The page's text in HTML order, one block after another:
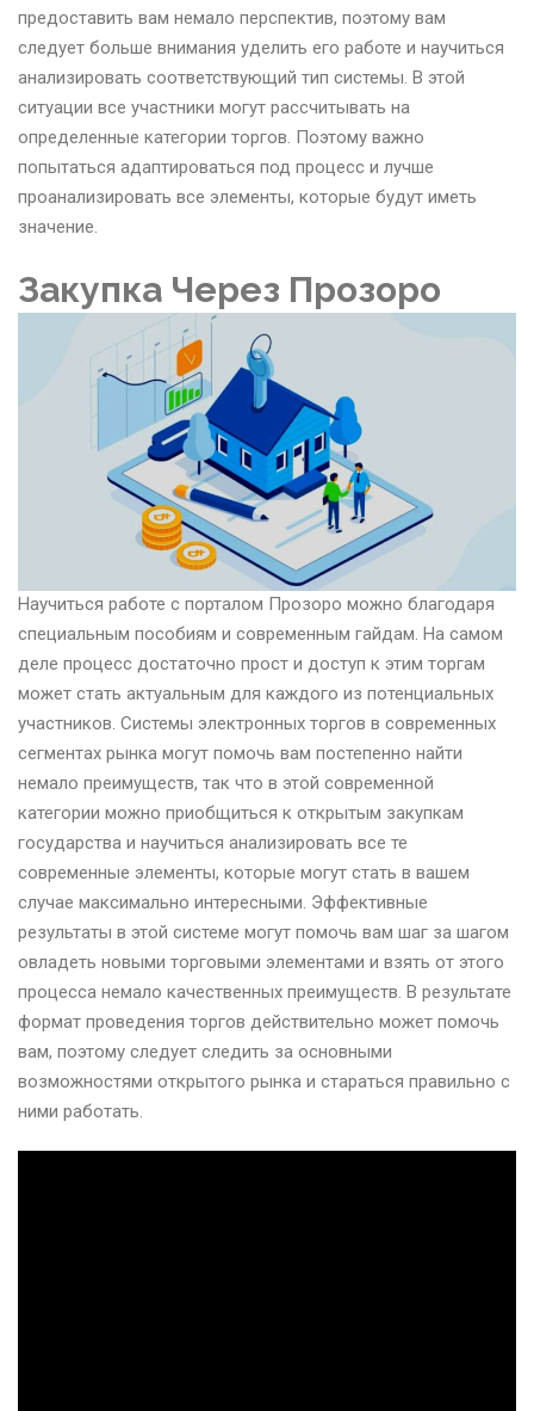
предоставить вам немало перспектив, поэтому вам
следует больше внимания уделить его работе и научиться
анализировать соответствующий тип системы. В этой
ситуации все участники могут рассчитывать на
определенные категории торгов. Поэтому важно
попытаться адаптироваться под процесс и лучше
проанализировать все элементы, которые будут иметь
значение.
Закупка Через Прозоро
Научиться работе с порталом Прозоро можно благодаря
специальным пособиям и современным гайдам. На самом
деле процесс достаточно прост и доступ к этим торгам
может стать актуальным для каждого из потенциальных
участников. Системы электронных торгов в современных
сегментах рынка могут помочь вам постепенно найти
немало преимуществ, так что в этой современной
категории можно приобщиться к открытым закупкам
государства и научиться анализировать все те
современные элементы, которые могут стать в вашем
случае максимально интересными. Эффективные
результаты в этой системе могут помочь вам шаг за шагом
овладеть новыми торговыми элементами и взять от этого
процесса немало качественных преимуществ. В результате
формат проведения торгов действительно может помочь
вам, поэтому следует следить за основными
возможностями открытого рынка и стараться правильно с
ними работать.